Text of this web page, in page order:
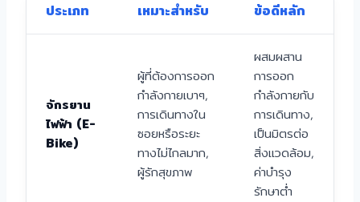
ประเภท เหมาะสำหรับ ข้อดีหลัก
จักรยาน
ไฟฟ้า (E-
Bike)
ผู้ที่ต้องการออก
กำลังกายเบาๆ,
การเดินทางใน
ซอยหรือระยะ
ทางไม่ไกลมาก,
ผู้รักสุขภาพ
ผสมผสาน
การออก
กำลังกายกับ
การเดินทาง,
เป็นมิตรต่อ
สิ่งแวดล้อม,
ค่าบำรุง
รักษาต่ำ